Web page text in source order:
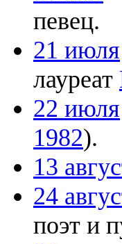
певец.
21 июля
лауреат
22 июля
1982).
13
24
поэт и